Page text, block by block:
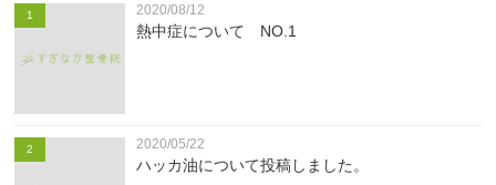
1 2020/08/12
熱中症について NO.1
2 2020/05/22
ハッカ油について投稿しました。